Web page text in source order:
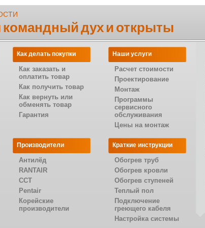
дух и открыты
Как делать покупки
Как заказать и
оплатить товар
Как получить товар
Как вернуть или
обменять товар
Гарантия
Наши услуги
Расчет стоимости
Проектирование
Монтаж
Программы
сервисного
обслуживания
Цены на монтаж
Производители
Антилёд
RANTAIR
CCT
Pentair
Корейские
производители
Краткие инструкции
Обогрев труб
Обогрев кровли
Обогрев ступеней
Теплый пол
Подключение
греющего кабеля
Настройка системы